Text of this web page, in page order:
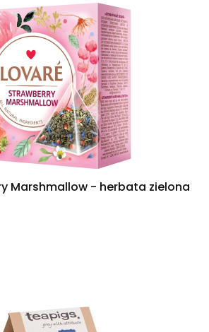
Marshmallow - herbata zielona